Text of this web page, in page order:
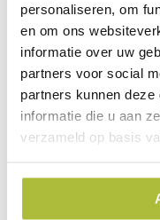
personaliseren, om
en om ons
informatie over uw
partners voor social
partners kunnen
informatie die u aan
verzameld op basis
uitonbehandelde
ijzeren palen.
Hardhouten palen
Degeschaafde
maten. Het verschilt
geleverd wordenmet
hagen van 220 cm